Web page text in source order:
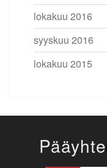
lokakuu 2016
syyskuu 2016
lokakuu 2015